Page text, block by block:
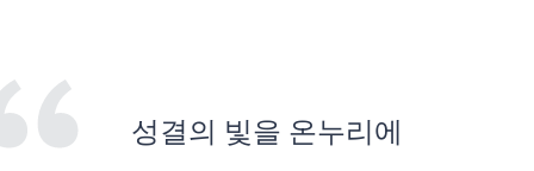
성결의 빛을 온누리에